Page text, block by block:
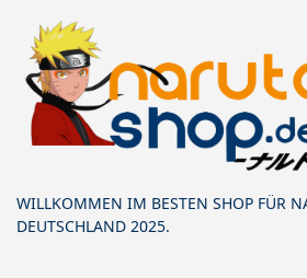
WILLKOMMEN IM BESTEN SHOP FÜR
DEUTSCHLAND 2025.